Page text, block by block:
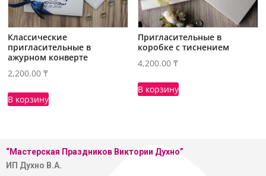
Классические
пригласительные в
ажурном конверте
2,200.00₸
В корзину
Пригласительные в
коробке с тиснением
4,200.00₸
В корзину
“Мастерская Праздников Виктории Духно”
ИП Духно В.А.